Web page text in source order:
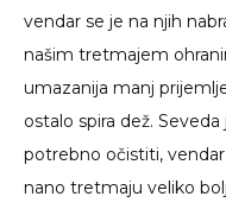
vendar se je na njih
našim tretmajem
umazanija manj
ostalo spira dež.
potrebno očistiti,
nano tretmaju veliko